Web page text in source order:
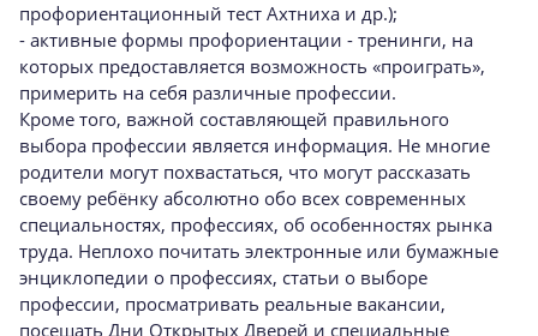
профориентационный тест Ахтниха и др.);
- активные формы профориентации - тренинги, на
которых предоставляется возможность «проиграть»,
примерить на себя различные профессии.
Кроме того, важной составляющей правильного
выбора профессии является информация. Не многие
родители могут похвастаться, что могут рассказать
своему ребёнку абсолютно обо всех современных
специальностях, профессиях, об особенностях рынка
труда. Неплохо почитать электронные или бумажные
энциклопедии о профессиях, статьи о выборе
профессии, просматривать реальные вакансии,
посещать Дни Открытых Дверей и специальные